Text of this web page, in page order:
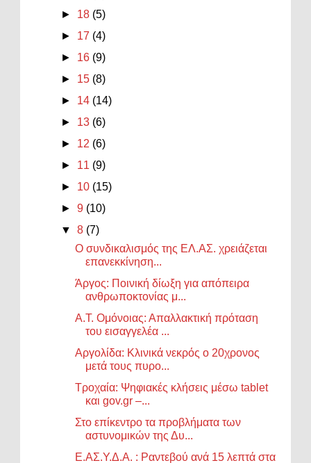
► 18 (5)
► 17 (4)
► 16 (9)
► 15 (8)
► 14 (14)
► 13 (6)
► 12 (6)
► 11 (9)
► 10 (15)
►9 (10)
▼8 (7)
Ο συνδικαλισμός της ΕΛ.ΑΣ. χρειάζεται
επανεκκίνηση...
Άργος: Ποινική δίωξη για απόπειρα
ανθρωποκτονίας μ...
Α.Τ. Ομόνοιας: Απαλλακτική πρόταση
του εισαγγελέα ...
Αργολίδα: Κλινικά νεκρός ο 20χρονος
μετά τους πυρο...
Τροχαία: Ψηφιακές κλήσεις μέσω tablet
και gov.gr –...
Στο επίκεντρο τα προβλήματα των
αστυνομικών της Δυ...
Ε.ΑΣ.Υ.Δ.Α. : Ραντεβού ανά 15 λεπτά στα